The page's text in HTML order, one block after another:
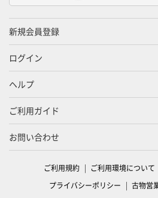
新規会員登録
ログイン
ヘルプ
ご利用ガイド
お問い合わせ
ご利用規約 ご利用環境について
プライバシーポリシー
古物営